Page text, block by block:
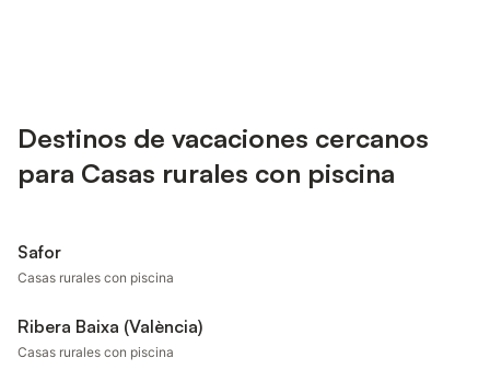
Destinos de vacaciones cercanos
para Casas rurales con piscina
Safor
Casas rurales con piscina
Ribera Baixa (València)
Casas rurales con piscina